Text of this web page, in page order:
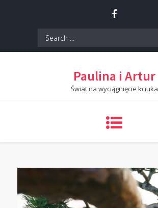
Search
Paulina i Artur
Świat na wyciągnięcie kciuka